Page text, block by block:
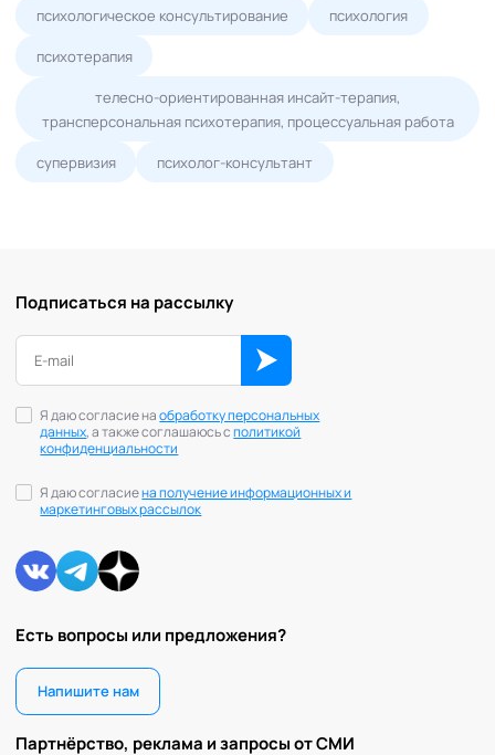
психологическое консультирование психология
психотерапия
телесно-ориентированная инсайт-терапия,
трансперсональная психотерапия, процессуальная работа
супервизия психолог-консультант
Есть вопросы или предложения?
Напишите нам
Партнёрство, реклама и запросы от СМИ
Подписаться на рассылку
Я даю согласие наобработку персональных
данных, а также соглашаюсь сполитикой
конфиденциальности
Я даю согласиена получение информационных и
маркетинговых рассылок